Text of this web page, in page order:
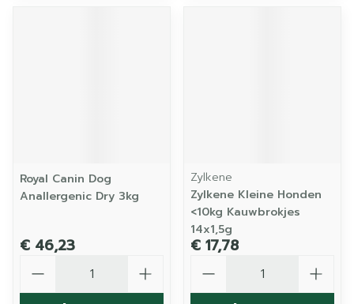
Royal Canin Dog
Anallergenic Dry 3kg
€ 46,23
Zylkene
Zylkene Kleine Honden
<10kg Kauwbrokjes
14x1,5g
€ 17,78